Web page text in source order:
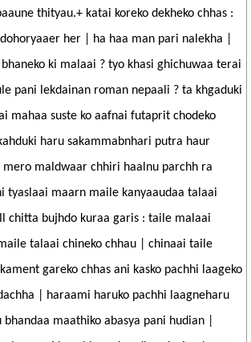
thityau.+ katai koreko dekheko chhas :
her | ha haa man pari nalekha |
ki malaai ? tyo khasi ghichuwaa terai
pani lekdainan roman nepaali ? ta khgaduki
mahaa suste ko aafnai futaprit chodeko
haru sakammabnhari putra haur
mero maldwaar chhiri haalnu parchh ra
tyaslaai maarn maile kanyaaudaa talaai
chitta bujhdo kuraa garis : taile malaai
talaai chineko chhau | chinaai taile
gareko chhas ani kasko pachhi laageko
| haraami haruko pachhi laagneharu
maathiko abasya pani hudian |